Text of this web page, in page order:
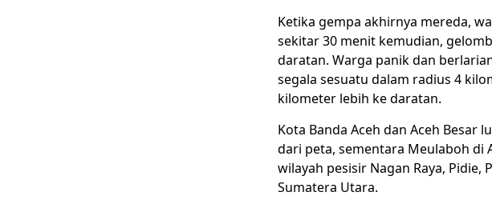
Ketika gempa akhirnya mereda,
sekitar 30 menit kemudian,
daratan. Warga panik dan
segala sesuatu dalam radius 4
kilometer lebih ke daratan.
Kota Banda Aceh dan Aceh Besar
dari peta, sementara Meulaboh di
wilayah pesisir Nagan Raya, Pidie,
Sumatera Utara.